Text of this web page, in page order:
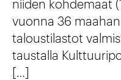
s
a
v
u
t
n
k
i
niiden kohdemaat
vuonna 36
taloustilastot
taustalla
[…]